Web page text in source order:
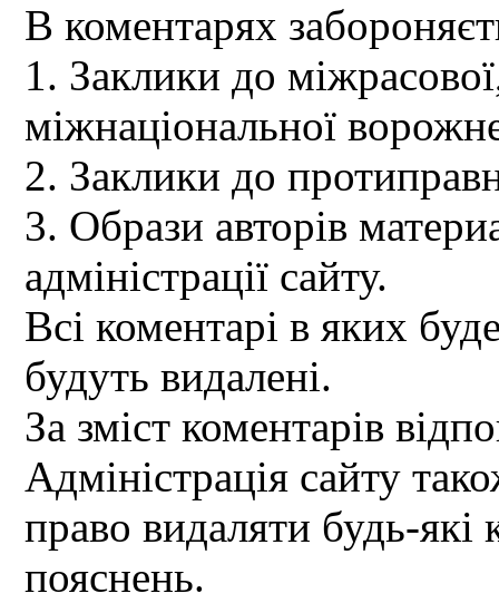
В коментарях
1. Заклики до
міжнаціональної
2. Заклики до
3. Образи авторів
адміністрації сайту.
Всі коментарі в яких
будуть видалені.
За зміст коментарів
Адміністрація сайту
право видаляти будь-які
пояснень.